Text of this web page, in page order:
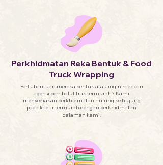
Perkhidmatan Reka Bentuk & Food
Truck Wrapping
Perlu bantuan mereka bentuk atau ingin mencari
agensi pembalut trak termurah? Kami
menyediakan perkhidmatan hujung ke hujung
pada kadar termurah dengan perkhidmatan
dalaman kami.